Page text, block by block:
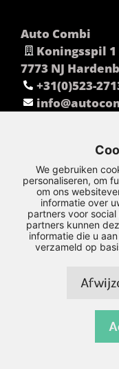
Auto Combi
Koningsspil 1
7773 NJ
+31(0)523-
We gebruiken
personaliseren, om
om ons
informatie over
partners voor
partners kunnen
informatie die u
verzameld op